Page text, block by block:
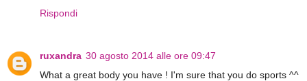
Rispondi
ruxandra 30 agosto 2014 alle ore 09:47
What a great body you have ! I'm sure that you do sports ^^